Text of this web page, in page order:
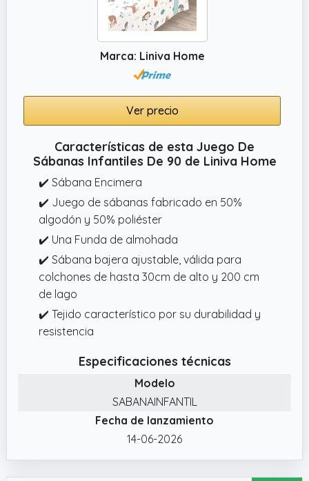
Marca: Liniva Home
Ver precio
Características de esta Juego De
Sábanas Infantiles De 90 de Liniva Home
✔️ Sábana Encimera
✔️ Juego de sábanas fabricado en 50%
algodón y 50% poliéster
✔️ Una Funda de almohada
✔️ Sábana bajera ajustable, válida para
colchones de hasta 30cm de alto y 200 cm
de lago
✔️ Tejido característico por su durabilidad y
resistencia
Especificaciones técnicas
Modelo
SABANAINFANTIL
Fecha de lanzamiento
14-06-2026